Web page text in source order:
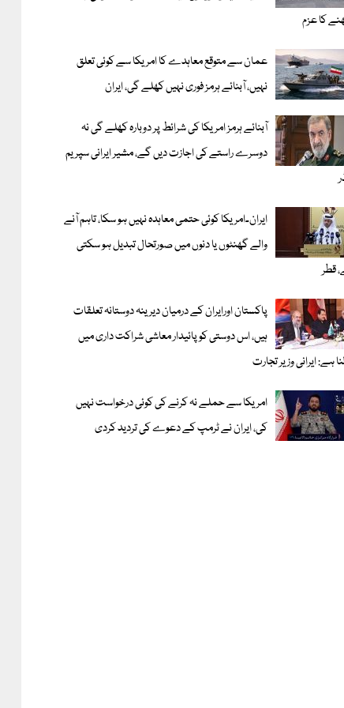
کا عزم
عمان سے متوقع معاہدے کا امریکا سے کوئی تعلق
نہیں، آبنائے ہرمز فوری نہیں کھلے گی، ایران
آبنائے ہرمز امریکا کی شرائط پر دوبارہ کھلے گی نہ
دوسرے راستے کی اجازت دیں گے، مشیر ایرانی سپریم
ایران۔امریکا کوئی حتمی معاہدہ نہیں ہو سکا، تاہم آنے
والے گھنٹوں یا دنوں میں صورتحال تبدیل ہو سکتی
قطر
پاکستان اورایران کے درمیان دیرینہ دوستانہ تعلقات
ہیں، اس دوستی کوپائیدار معاشی شراکت داری میں
ہے: ایرانی وزیر تجارت
امریکا سے حملے نہ کرنے کی کوئی درخواست نہیں
کی، ایران نے ٹرمپ کے دعوے کی تردید کردی